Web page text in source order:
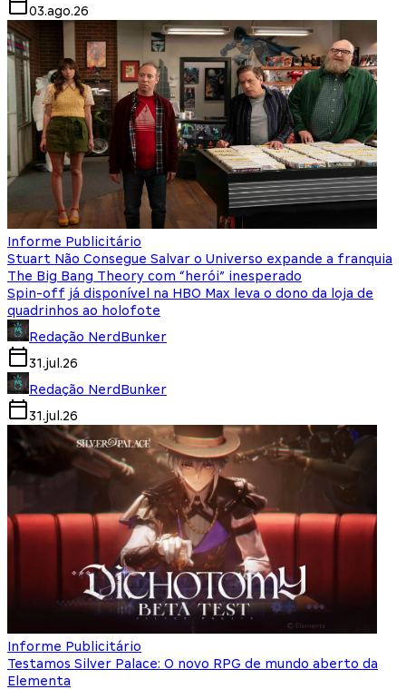
03.ago.26
Informe Publicitário
Stuart Não Consegue Salvar o Universo expande a franquia
The Big Bang Theory com “herói” inesperado
Spin-off já disponível na HBO Max leva o dono da loja de
quadrinhos ao holofote
Redação NerdBunker
31.jul.26
Redação NerdBunker
31.jul.26
Informe Publicitário
Testamos Silver Palace: O novo RPG de mundo aberto da
Elementa